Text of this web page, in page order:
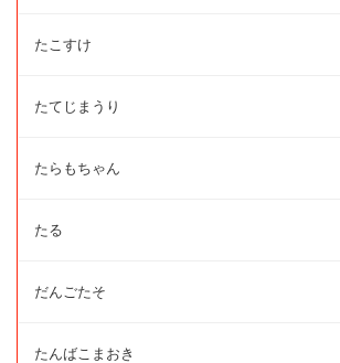
たこすけ
たてじまうり
たらもちゃん
たる
だんごたそ
たんばこまおき